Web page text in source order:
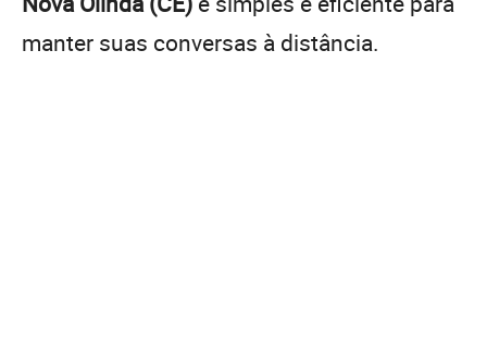
manter suas conversas à distância.